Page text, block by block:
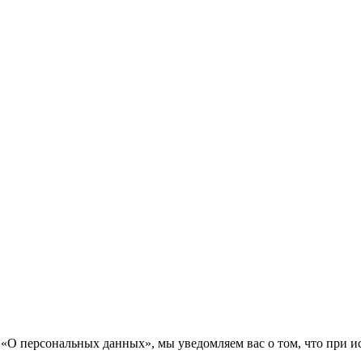
персональных данных», мы уведомляем вас о том, что при